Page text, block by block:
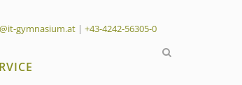
gymnasium.at | +43-4242-56305-0